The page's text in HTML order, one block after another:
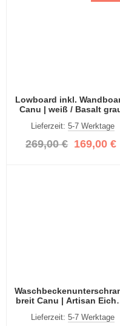
Lowboard inkl.
Canu | weiß / Basalt
Lieferzeit: 5-7 Werktage
269,00 € 169,00 €
breit Canu | Artisan
Lieferzeit: 5-7 Werktage